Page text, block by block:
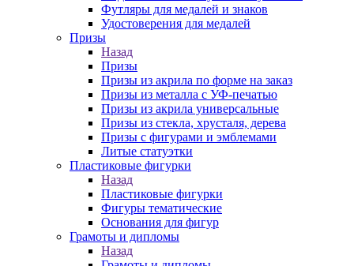
Футляры для медалей и знаков
Удостоверения для медалей
Призы
Назад
Призы
Призы из акрила по форме на заказ
Призы из металла с УФ-печатью
Призы из акрила универсальные
Призы из стекла, хрусталя, дерева
Призы с фигурами и эмблемами
Литые статуэтки
Пластиковые фигурки
Назад
Пластиковые фигурки
Фигуры тематические
Основания для фигур
Грамоты и дипломы
Назад